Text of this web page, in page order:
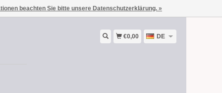
€0,00 DE
beachten Sie bitte unsere Datenschutzerklärung. »